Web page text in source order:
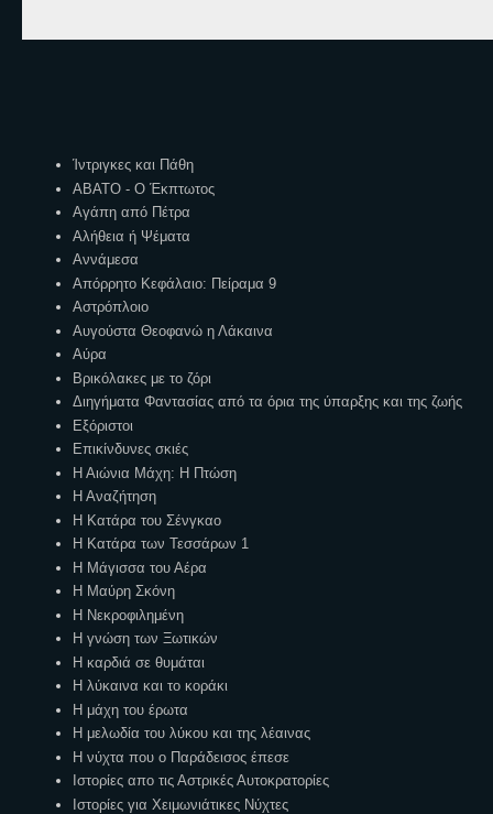
Ίντριγκες και Πάθη
ΑΒΑΤΟ - Ο Έκπτωτος
Αγάπη από Πέτρα
Αλήθεια ή Ψέματα
Αννάμεσα
Απόρρητο Κεφάλαιο: Πείραμα 9
Αστρόπλοιο
Αυγούστα Θεοφανώ η Λάκαινα
Αύρα
Βρικόλακες με το ζόρι
Διηγήματα Φαντασίας από τα όρια της ύπαρξης και της ζωής
Εξόριστοι
Επικίνδυνες σκιές
Η Αιώνια Μάχη: Η Πτώση
Η Αναζήτηση
Η Κατάρα του Σένγκαο
Η Κατάρα των Τεσσάρων 1
Η Μάγισσα του Αέρα
Η Μαύρη Σκόνη
Η Νεκροφιλημένη
Η γνώση των Ξωτικών
Η καρδιά σε θυμάται
Η λύκαινα και το κοράκι
Η μάχη του έρωτα
Η μελωδία του λύκου και της λέαινας
Η νύχτα που ο Παράδεισος έπεσε
Ιστορίες απο τις Αστρικές Αυτοκρατορίες
Ιστορίες για Χειμωνιάτικες Νύχτες